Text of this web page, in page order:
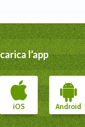
l’app
iOS Android